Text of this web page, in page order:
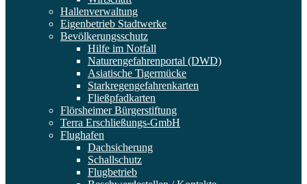
Hallenverwaltung
Eigenbetrieb Stadtwerke
Bevölkerungsschutz
Hilfe im Notfall
Naturengefahrenportal (DWD)
Asiatische Tigermücke
Starkregengefahrenkarten
Fließpfadkarten
Flörsheimer Bürgerstiftung
Terra Erschließungs-GmbH
Flughafen
Dachsicherung
Schallschutz
Flugbetrieb